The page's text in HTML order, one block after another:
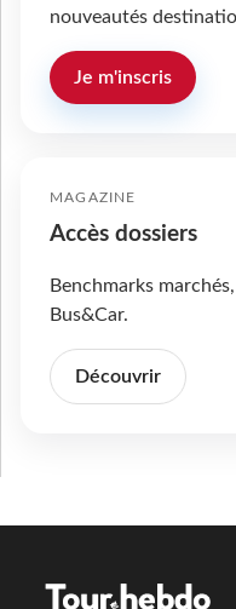
nouveautés
Je m'inscris
MAGAZINE
Accès dossiers
Benchmarks
Bus&Car.
Découvrir